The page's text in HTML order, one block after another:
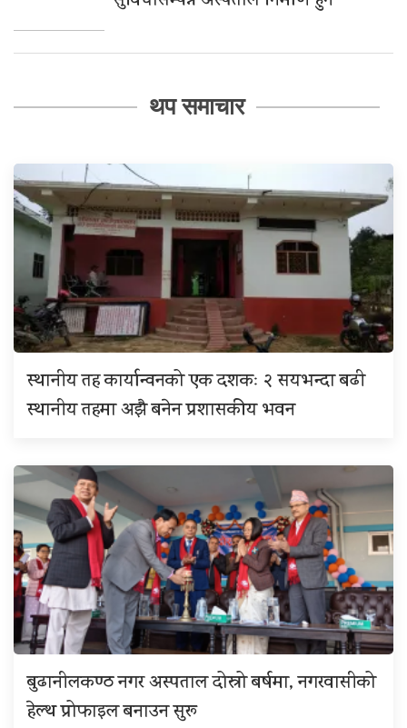
थप समाचार
स्थानीय तह कार्यान्वनको एक दशकः २ सयभन्दा बढी
स्थानीय तहमा अझै बनेन प्रशासकीय भवन
बुढानीलकण्ठ नगर अस्पताल दोस्रो बर्षमा, नगरवासीको
हेल्थ प्रोफाइल बनाउन सुरू